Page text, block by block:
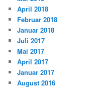
April 2018
Februar 2018
Januar 2018
Juli 2017
Mai 2017
April 2017
Januar 2017
August 2016